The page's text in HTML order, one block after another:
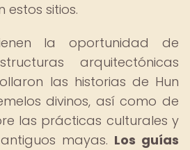
estos sitios.
la oportunidad de
arquitectónicas
las historias de Hun
divinos, así como de
las prácticas culturales y
mayas. Los guías